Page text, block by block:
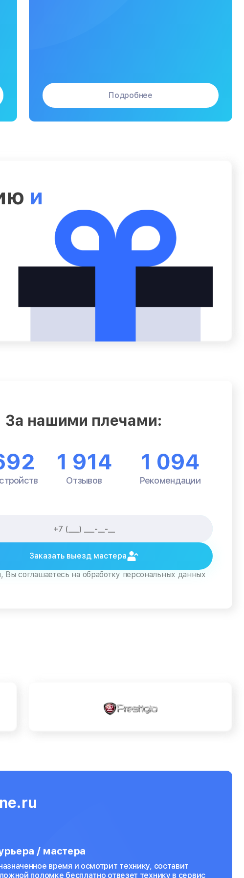
Подробнее
и
За нашими плечами:
1 914
Отзывов
1 094
Рекомендации
Заказать выезд мастера
Вы соглашаетесь на обработку персональных данных
/ мастера
время и осмотрит технику, составит
поломке бесплатно отвезет технику в сервис